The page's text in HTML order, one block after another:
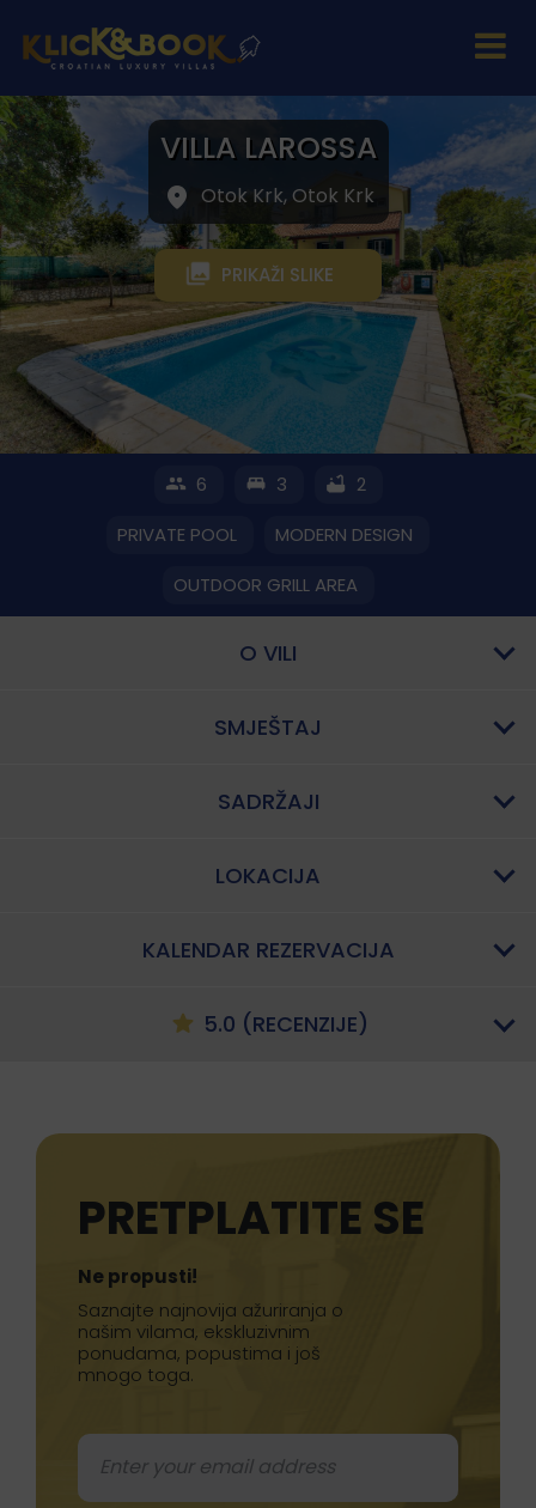
VILLA LAROSSA
Otok Krk, Otok Krk
PRIKAŽI SLIKE
6 3
2
PRIVATE POOL
MODERN DESIGN
OUTDOOR GRILL AREA
O VILI
SMJEŠTAJ
SADRŽAJI
LOKACIJA
KALENDAR REZERVACIJA
5.0 (RECENZIJE)
PRETPLATITE SE
Ne propusti!
Saznajte najnovija ažuriranja o
našim vilama, ekskluzivnim
ponudama, popustima i još
mnogo toga.